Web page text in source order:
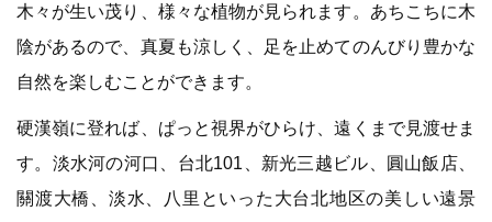
木々が生い茂り、様々な植物が見られます。あちこちに木
陰があるので、真夏も涼しく、足を止めてのんびり豊かな
自然を楽しむことができます。
硬漢嶺に登れば、ぱっと視界がひらけ、遠くまで見渡せま
す。淡水河の河口、台北101、新光三越ビル、圓山飯店、
關渡大橋、淡水、八里といった大台北地区の美しい遠景